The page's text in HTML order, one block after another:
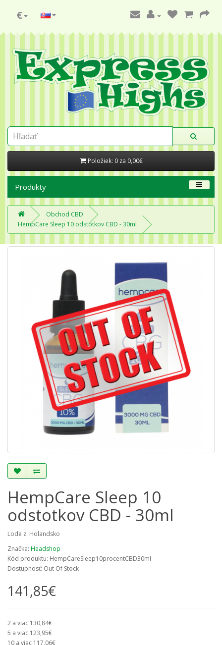
€
Položiek: 0 za 0,00€
Produkty
Obchod CBD
HempCare Sleep 10 odstotkov CBD - 30ml
HempCare Sleep 10
odstotkov CBD - 30ml
Lode z: Holandsko
Značka: Headshop
Kód produktu: HempCareSleep10procentCBD30ml
Dostupnosť: Out Of Stock
141,85€
2 a viac 130,84€
5 a viac 123,95€
10 a viac 117,06€